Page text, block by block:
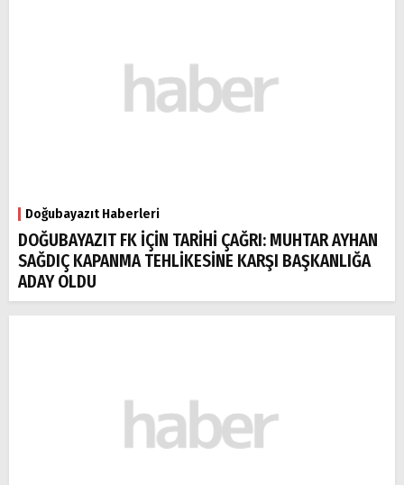
Doğubayazıt Haberleri
DOĞUBAYAZIT FK İÇİN TARİHİ ÇAĞRI: MUHTAR AYHAN
SAĞDIÇ KAPANMA TEHLİKESİNE KARŞI BAŞKANLIĞA
ADAY OLDU